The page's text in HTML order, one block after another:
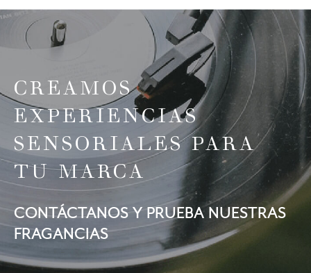
CREAMOS
EXPERIENCIAS
SENSORIALES PARA
TU MARCA
CONTÁCTANOS Y PRUEBA NUESTRAS
FRAGANCIAS